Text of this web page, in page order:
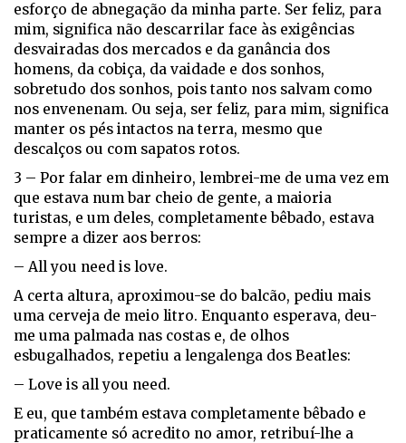
esforço de abnegação da minha parte. Ser feliz, para
mim, significa não descarrilar face às exigências
desvairadas dos mercados e da ganância dos
homens, da cobiça, da vaidade e dos sonhos,
sobretudo dos sonhos, pois tanto nos salvam como
nos envenenam. Ou seja, ser feliz, para mim, significa
manter os pés intactos na terra, mesmo que
descalços ou com sapatos rotos.
3 – Por falar em dinheiro, lembrei-me de uma vez em
que estava num bar cheio de gente, a maioria
turistas, e um deles, completamente bêbado, estava
sempre a dizer aos berros:
– All you need is love.
A certa altura, aproximou-se do balcão, pediu mais
uma cerveja de meio litro. Enquanto esperava, deu-
me uma palmada nas costas e, de olhos
esbugalhados, repetiu a lengalenga dos Beatles:
– Love is all you need.
E eu, que também estava completamente bêbado e
praticamente só acredito no amor, retribuí-lhe a